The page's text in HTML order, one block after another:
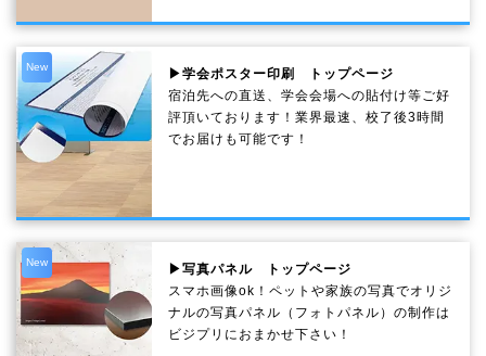
New
▶学会ポスター印刷 トップページ
宿泊先への直送、学会会場への貼付け等ご好
評頂いております！業界最速、校了後3時間
でお届けも可能です！
New
▶写真パネル トップページ
スマホ画像ok！ペットや家族の写真でオリジ
ナルの写真パネル（フォトパネル）の制作は
ビジプリにおまかせ下さい！